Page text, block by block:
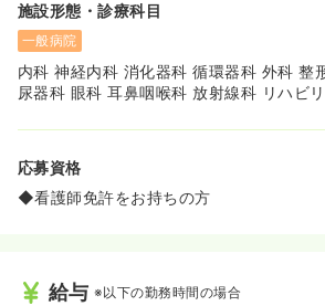
施設形態・診療科目
一般病院
内科 神経内科 消化器科 循環器科 外科 整
尿器科 眼科 耳鼻咽喉科 放射線科 リハビ
応募資格
◆看護師免許をお持ちの方
給与 ※以下の勤務時間の場合